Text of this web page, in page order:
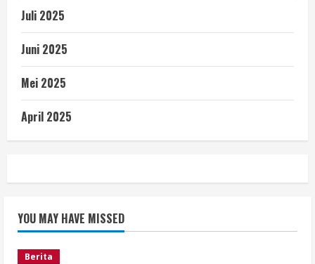
Juli 2025
Juni 2025
Mei 2025
April 2025
YOU MAY HAVE MISSED
Berita